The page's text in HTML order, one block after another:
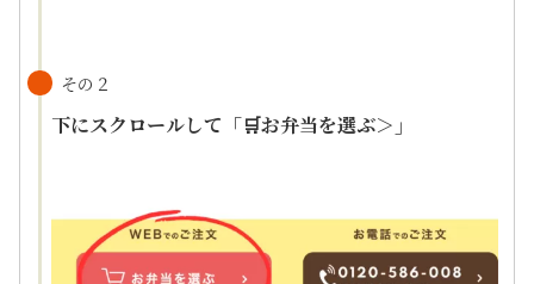
その２
下にスクロールして「🛒お弁当を選ぶ＞」